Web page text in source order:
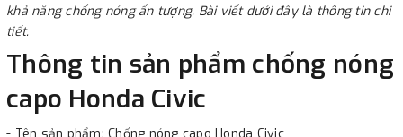
khả năng chống nóng ấn tượng. Bài viết dưới đây là thông tin chi
tiết.
Thông tin sản phẩm chống nóng
capo Honda Civic